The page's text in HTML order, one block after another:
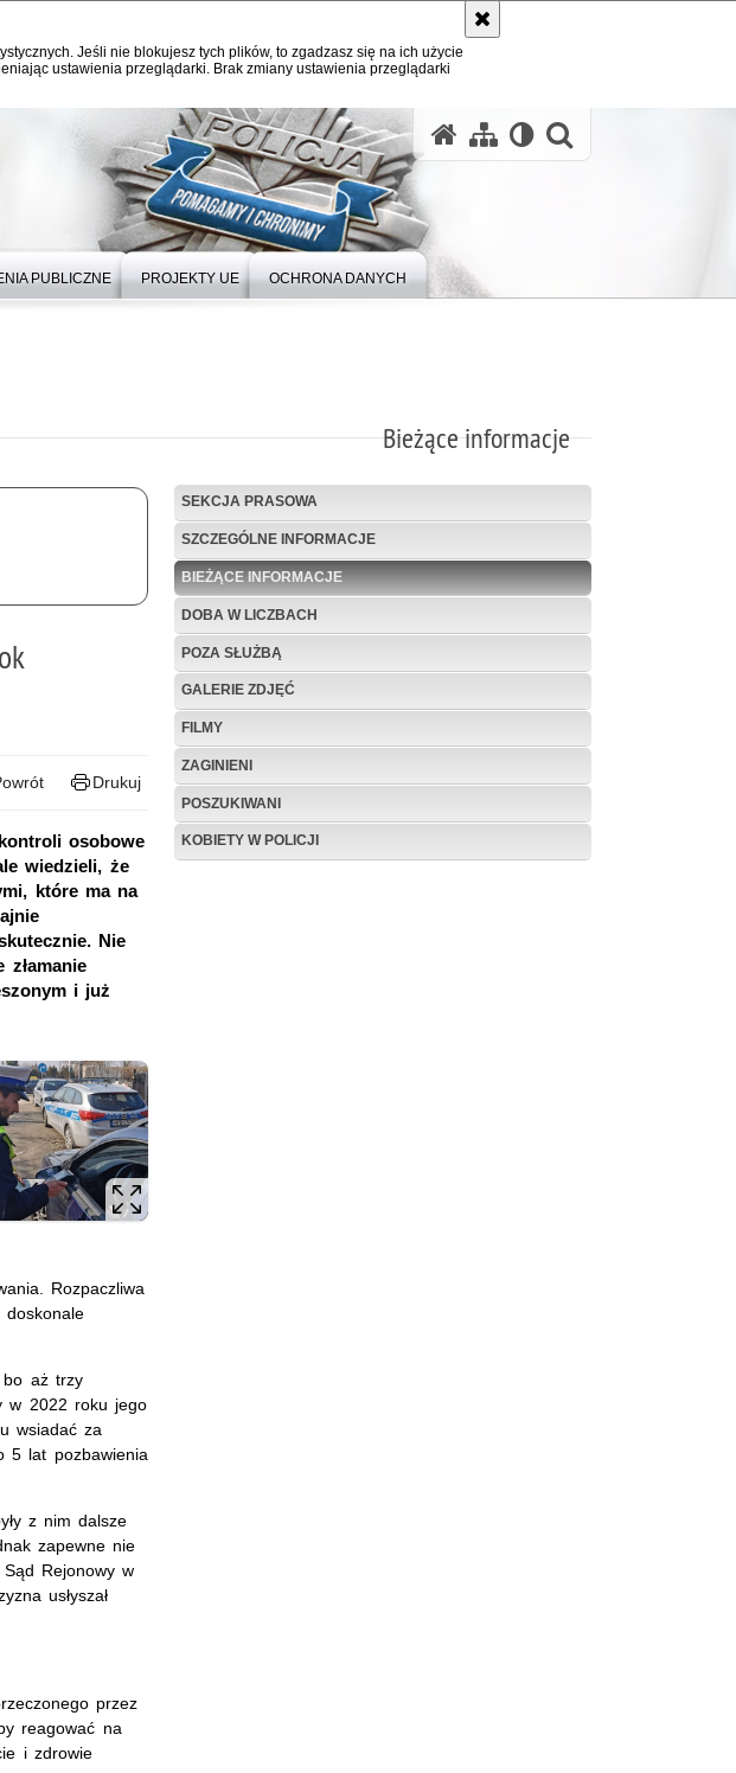
Jeśli nie blokujesz tych plików, to zgadzasz się na ich użycie
ustawienia przeglądarki. Brak zmiany ustawienia przeglądarki
PUBLICZNE PROJEKTY UE OCHRONA DANYCH
Bieżące informacje
Drukuj
osobowe
wiedzieli, że
które ma na
Nie
i już
Rozpaczliwa
doskonale
bo aż trzy
w 2022 roku jego
wsiadać za
5 lat pozbawienia
z nim dalsze
zapewne nie
Rejonowy w
usłyszał
przez
reagować na
i zdrowie
SEKCJA PRASOWA
SZCZEGÓLNE INFORMACJE
BIEŻĄCE INFORMACJE
DOBA W LICZBACH
POZA SŁUŻBĄ
GALERIE ZDJĘĆ
FILMY
ZAGINIENI
POSZUKIWANI
KOBIETY W POLICJI